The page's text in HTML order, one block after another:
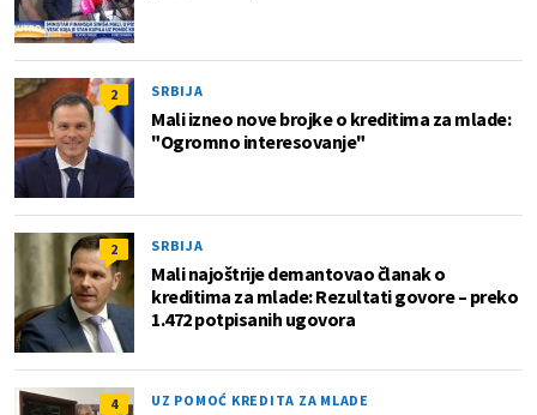
2 SRBIJA
Mali izneo nove brojke o kreditima za mlade:
"Ogromno interesovanje"
2 SRBIJA
Mali najoštrije demantovao članak o
kreditima za mlade: Rezultati govore – preko
1.472 potpisanih ugovora
4 UZ POMOĆ KREDITA ZA MLADE